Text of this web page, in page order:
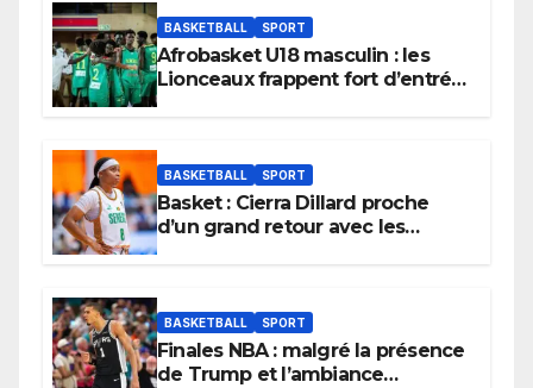
BASKETBALL SPORT
Afrobasket U18 masculin : les
Lionceaux frappent fort d’entrée
BASKETBALL SPORT
Basket : Cierra Dillard proche
d’un grand retour avec les
BASKETBALL SPORT
Finales NBA : malgré la présence
de Trump et l’ambiance